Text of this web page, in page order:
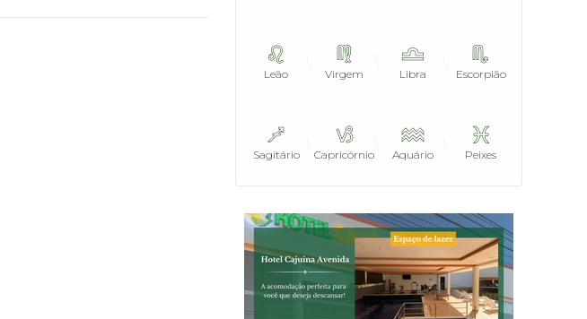
Leão Virgem Libra Escorpião
Sagitário Capricórnio Aquário Peixes